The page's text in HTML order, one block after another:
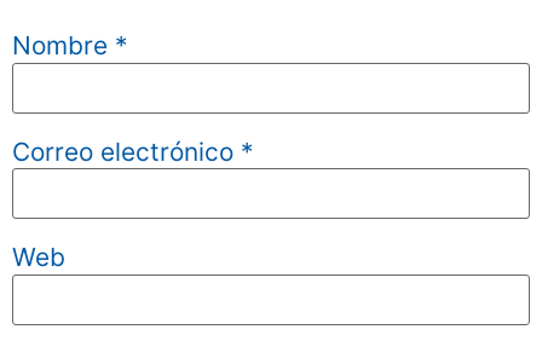
Nombre *
Correo electrónico *
Web